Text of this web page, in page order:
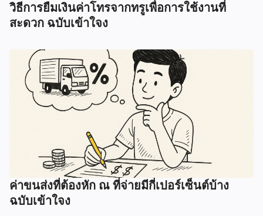
วิธีการยืมเงินค่าโทรจากทรูเพื่อการใช้งานที่
สะดวก ฉบับเข้าใจง
ค่าขนส่งที่ต้องหัก ณ ที่จ่ายมีกี่เปอร์เซ็นต์บ้าง
ฉบับเข้าใจง